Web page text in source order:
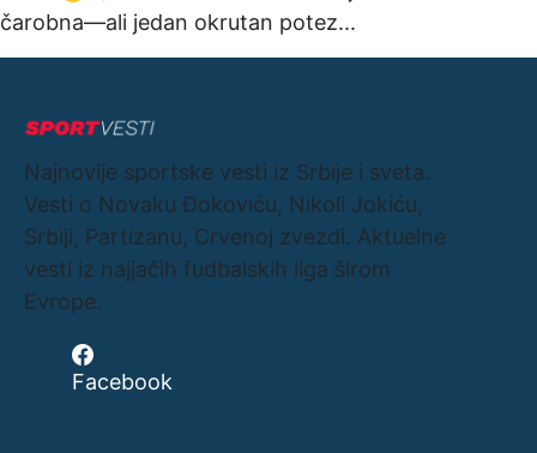
čarobna—ali jedan okrutan potez...
Najnovije sportske vesti iz Srbije i sveta.
Vesti o Novaku Đokoviću, Nikoli Jokiću,
Srbiji, Partizanu, Crvenoj zvezdi. Aktuelne
vesti iz najjačih fudbalskih liga širom
Evrope.
Facebook